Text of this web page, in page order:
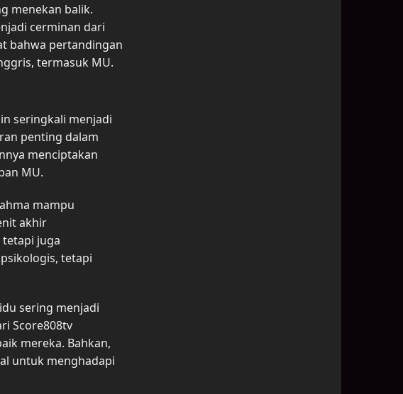
menekan balik.
cerminan dari
bahwa pertandingan
termasuk MU.
seringkali menjadi
penting dalam
menciptakan
MU.
mampu
akhir
juga
tetapi
sering menjadi
Score808tv
mereka. Bahkan,
untuk menghadapi